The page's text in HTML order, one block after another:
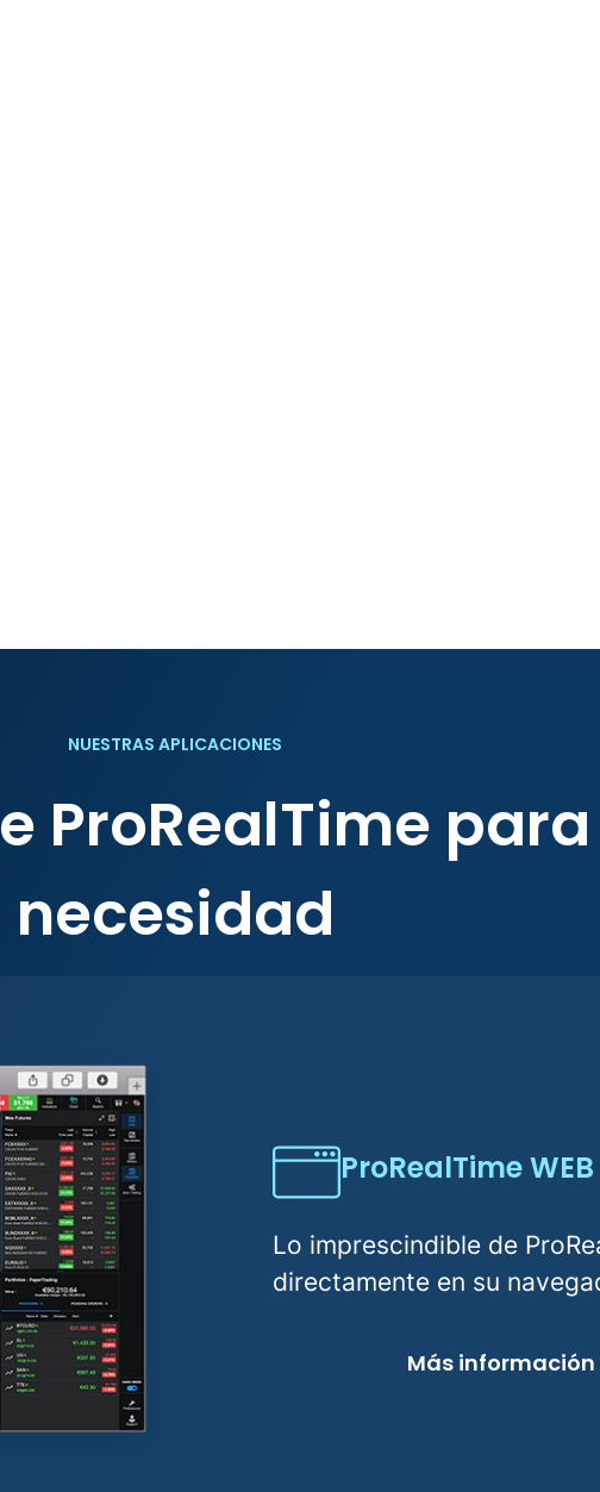
NUESTRAS APLICACIONES
ProRealTime
necesidad
ProRealTime WEB
Lo imprescindible de
directamente en su
Más información